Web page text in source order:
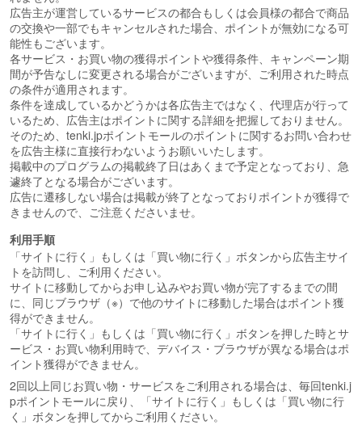
広告主が運営しているサービスの都合もしくは会員様の都合で商品
の交換や一部でもキャンセルされた場合、ポイントが無効になる可
能性もございます。
各サービス・お買い物の獲得ポイントや獲得条件、キャンペーン期
間が予告なしに変更される場合がございますが、ご利用された時点
の条件が適用されます。
条件を達成しているかどうかは各広告主ではなく、代理店が行って
いるため、広告主はポイントに関する詳細を把握しておりません。
そのため、tenki.jpポイントモールのポイントに関するお問い合わせ
を広告主様に直接行わないようお願いいたします。
掲載中のプログラムの掲載終了日はあくまで予定となっており、急
遽終了となる場合がございます。
広告に遷移しない場合は掲載が終了となっておりポイントが獲得で
きませんので、ご注意くださいませ。
利用手順
「サイトに行く」もしくは「買い物に行く」ボタンから広告主サイ
トを訪問し、ご利用ください。
サイトに移動してからお申し込みやお買い物が完了するまでの間
に、同じブラウザ（※）で他のサイトに移動した場合はポイント獲
得ができません。
「サイトに行く」もしくは「買い物に行く」ボタンを押した時とサ
ービス・お買い物利用時で、デバイス・ブラウザが異なる場合はポ
イント獲得ができません。
2回以上同じお買い物・サービスをご利用される場合は、毎回tenki.j
pポイントモールに戻り、「サイトに行く」もしくは「買い物に行
く」ボタンを押してからご利用ください。